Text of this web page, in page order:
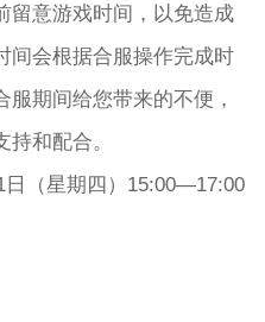
留意游戏时间，以免造成
间会根据合服操作完成时
期间给您带来的不便，
和配合。
日（星期四）15:00—17:00